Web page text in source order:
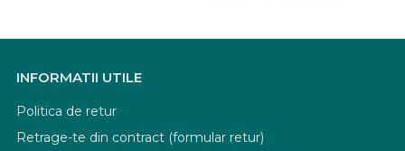
INFORMATII UTILE
Politica de retur
Retrage-te din contract (formular retur)